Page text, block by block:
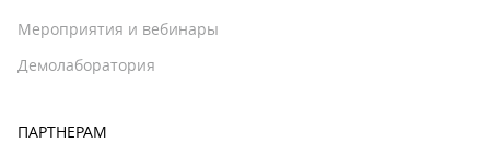
Мероприятия и вебинары
Демолаборатория
ПАРТНЕРАМ